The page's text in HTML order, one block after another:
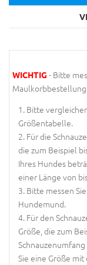
WICHTIG - Bitte
Bitte
Größentabelle.
Für die
die zum Beispiel
Ihres Hundes
einer Länge von
Bitte messen
Hundemund.
Für den
Größe, die zum
Sie eine Größe